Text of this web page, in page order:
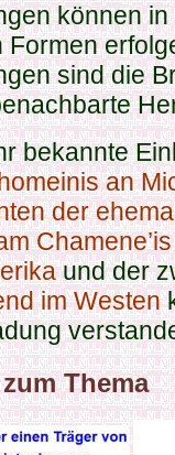
können
Formen
sind die
bekannte
an
der
und der
im Westen
Thema